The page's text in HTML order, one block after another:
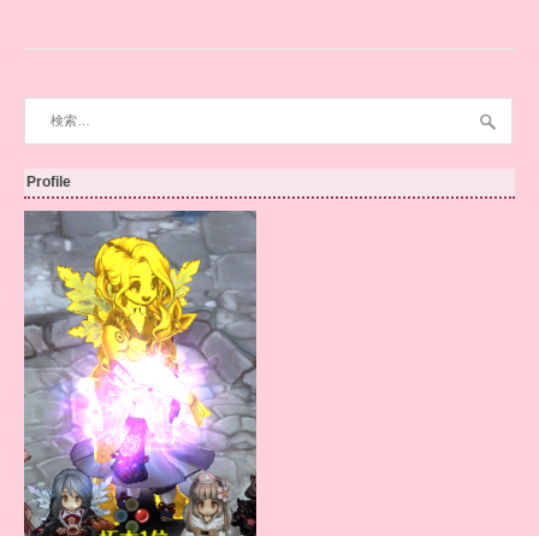
Profile